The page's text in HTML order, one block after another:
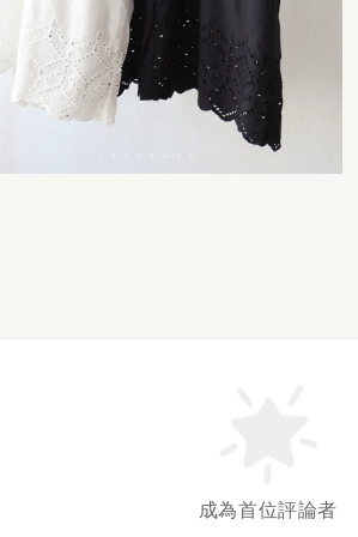
成為首位評論者